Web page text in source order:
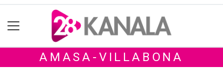
AMASA-VILLABONA